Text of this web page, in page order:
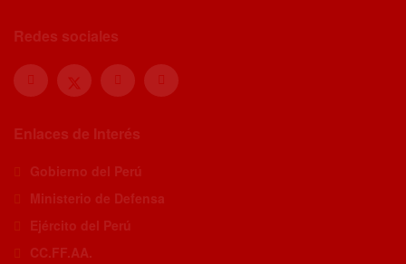
Redes sociales
Enlaces de Interés
Gobierno del Perú
Ministerio de Defensa
Ejército del Perú
CC.FF.AA.